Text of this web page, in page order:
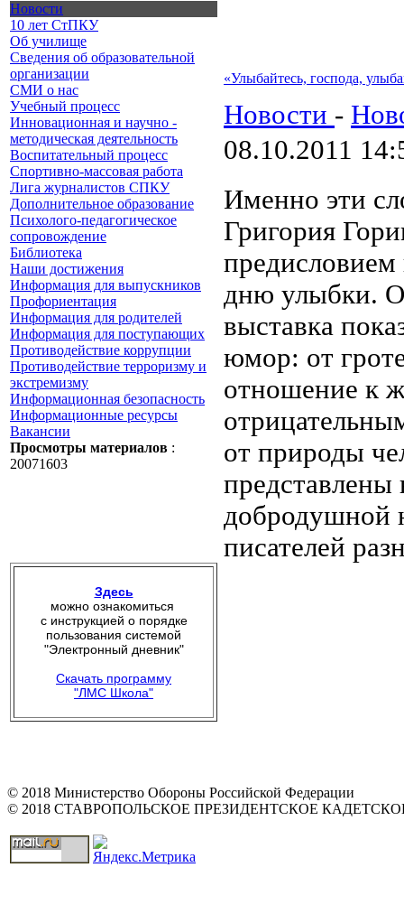
Новости
10 лет СтПКУ
Об училище
Сведения об образовательной
организации
СМИ о нас
Учебный процесс
Инновационная и научно -
методическая деятельность
Воспитательный процесс
Спортивно-массовая работа
Лига журналистов СПКУ
Дополнительное образование
Психолого-педагогическое
сопровождение
Библиотека
Наши достижения
Информация для выпускников
Профориентация
Информация для родителей
Информация для поступающих
Противодействие коррупции
Противодействие терроризму и
экстремизму
Информационная безопасность
Информационные ресурсы
Вакансии
Просмотры материалов :
20071603
Здесь
можно ознакомиться
с инструкцией о порядке
пользования системой
"Электронный дневник"
Скачать программу
"ЛМС Школа"
«Улыбайтесь, господа,
Новости -
08.10.2011
Именно эти
Григория
дню улыбки.
выставка
юмор: от
отношение к
от природы
представлены
добродушной
писателей
© 2018 Министерство Обороны Российской Федерации
© 2018 СТАВРОПОЛЬСКОЕ ПРЕЗИДЕНТСКОЕ